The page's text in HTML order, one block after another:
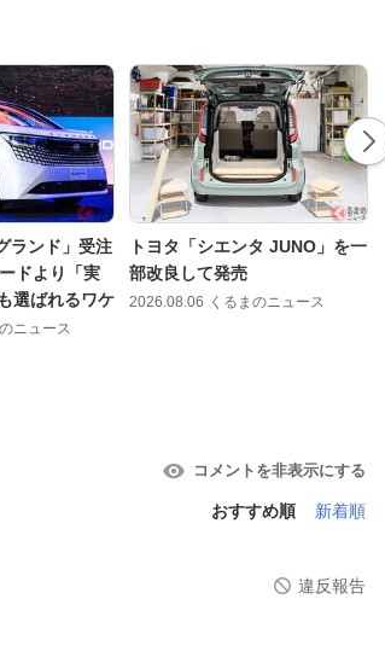
ランド」受注
ドより「実
選ばれるワケ
ニュース
トヨタ「シエンタ JUNO」を一
部改良して発売
2026.08.06 くるまのニュース
コメントを非表示にする
おすすめ順 新着順
違反報告